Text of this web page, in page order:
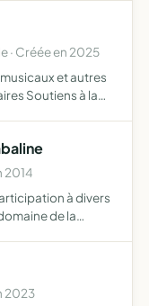
· Créée en 2025
et autres
Soutiens à la
2014
à divers
de la
2023